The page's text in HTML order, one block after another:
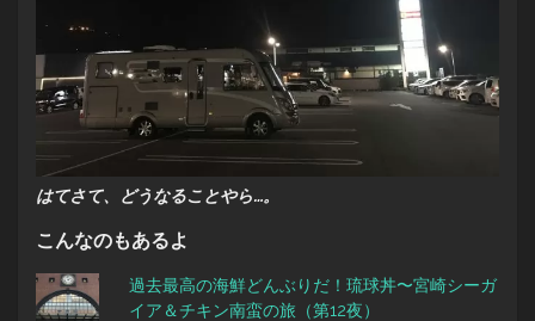
はてさて、どうなることやら…。
こんなのもあるよ
過去最高の海鮮どんぶりだ！琉球丼〜宮崎シーガ
イア＆チキン南蛮の旅（第12夜）